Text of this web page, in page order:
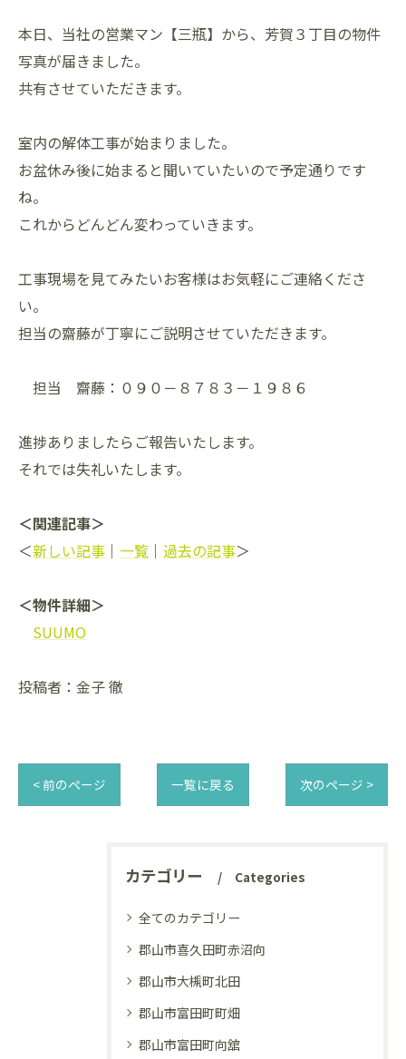
本日、当社の営業マン【三瓶】から、芳賀３丁目の物件
写真が届きました。
共有させていただきます。
室内の解体工事が始まりました。
お盆休み後に始まると聞いていたいので予定通りです
ね。
これからどんどん変わっていきます。
工事現場を見てみたいお客様はお気軽にご連絡くださ
い。
担当の齋藤が丁寧にご説明させていただきます。
担当 齋藤：０９０－８７８３－１９８６
進捗ありましたらご報告いたします。
それでは失礼いたします。
＜関連記事＞
＜新しい記事 ｜ 一覧 ｜ 過去の記事＞
＜物件詳細＞
SUUMO
投稿者：金子 徹
< 前のページ 一覧に戻る 次のページ >
カテゴリー Categories
全てのカテゴリー
郡山市喜久田町赤沼向
郡山市大槻町北田
郡山市富田町町畑
郡山市富田町向舘